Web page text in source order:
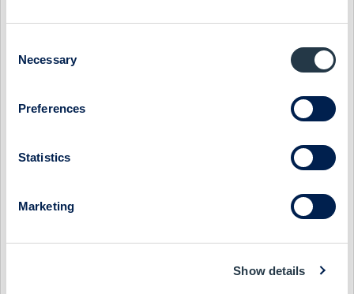
Selection
Necessary
Preferences
Statistics
Marketing
Show details
https://www.midsona.com/investerare/kalendar/
Åsbergs och Max Bokanders försorg den 10 oktober 2022 kl.
För mer information vänligen kontakta CEO Peter Åsberg,
+46 (0)708 65 13 64.